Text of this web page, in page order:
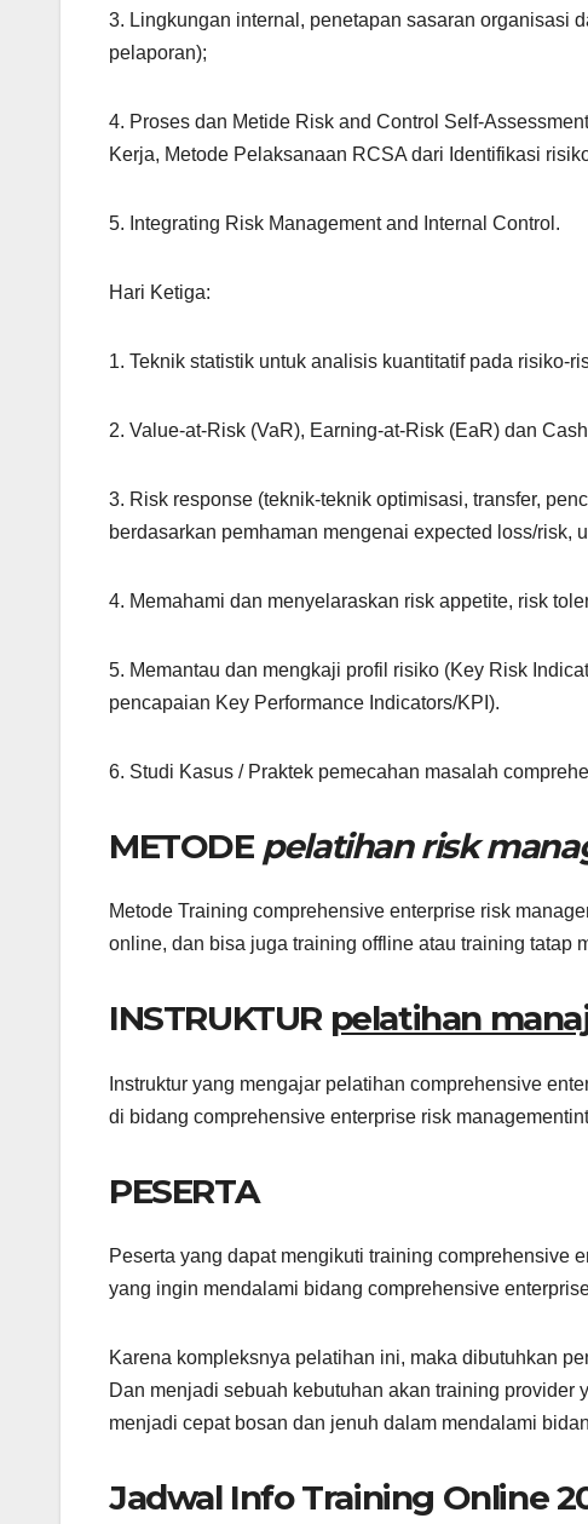
3. Lingkungan internal, penetapan sasaran organisasi
pelaporan);
4. Proses dan Metide Risk and Control Self-
Kerja, Metode Pelaksanaan RCSA dari Identifikasi
5. Integrating Risk Management and Internal Control.
Hari Ketiga:
1. Teknik statistik untuk analisis kuantitatif pada risiko-
2. Value-at-Risk (VaR), Earning-at-Risk (EaR) dan
3. Risk response (teknik-teknik optimisasi, transfer,
berdasarkan pemhaman mengenai expected loss/risk,
4. Memahami dan menyelaraskan risk appetite, risk
5. Memantau dan mengkaji profil risiko (Key Risk
pencapaian Key Performance Indicators/KPI).
6. Studi Kasus / Praktek pemecahan masalah
METODE pelatihan risk
Metode Training comprehensive enterprise risk
online, dan bisa juga training offline atau training tatap
INSTRUKTUR pelatihan
Instruktur yang mengajar pelatihan comprehensive
di bidang comprehensive enterprise risk
PESERTA
Peserta yang dapat mengikuti training comprehensive
yang ingin mendalami bidang comprehensive
Karena kompleksnya pelatihan ini, maka dibutuhkan
Dan menjadi sebuah kebutuhan akan training
menjadi cepat bosan dan jenuh dalam mendalami
Jadwal Info Training Online